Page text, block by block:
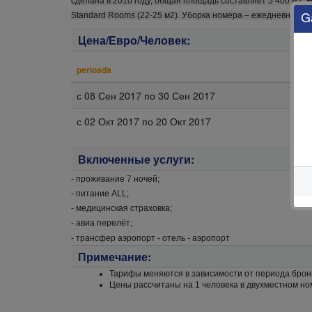
Standard Rooms (22-25 м2). Уборка номера – ежедневно,
Цена/Евро/Человек:
perioada
с 08 Сен 2017 по 30 Сен 2017
с 02 Окт 2017 по 20 Окт 2017
Включенные услуги:
- проживание 7 ночей;
- питание ALL;
- медицинская страховка;
- авиа перелёт;
- трансфер аэропорт - отель - аэропорт
Примечание:
Тарифы меняются в зависимости от периода
Цены рассчитаны на 1 человека в двухместном